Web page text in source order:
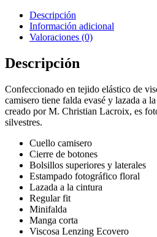
Descripción
Información adicional
Valoraciones (0)
Descripción
Confeccionado en tejido elástico de
camisero tiene falda evasé y lazada a
creado por M. Christian Lacroix, es
silvestres.
Cuello camisero
Cierre de botones
Bolsillos superiores y laterales
Estampado fotográfico floral
Lazada a la cintura
Regular fit
Minifalda
Manga corta
Viscosa Lenzing Ecovero